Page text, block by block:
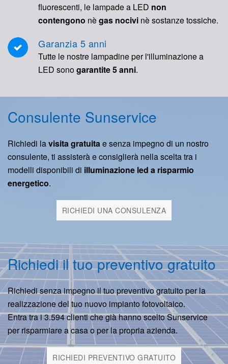
fluorescenti, le lampade a LED non
contengono nègas nocivi nè sostanze tossiche.
Garanzia 5 anni
Tutte le nostre lampadine per l'illuminazione a
LED sonogarantite 5 anni.
Consulente Sunservice
Richiedi lavisita gratuitae senza impegno di un nostro
consulente, ti assisterà e consiglierà nella scelta tra i
modelli disponibili di illuminazione led a risparmio
energetico.
RICHIEDI UNA CONSULENZA
Richiedi il tuo preventivo gratuito
Richiedi senza impegno il tuo preventivo gratuito per la
realizzazione del tuo nuovo impianto fotovoltaico.
Entra tra i 3.594 clienti che già hanno scelto Sunservice
per risparmiare a casa o per la propria azienda.
RICHIEDI PREVENTIVO GRATUITO